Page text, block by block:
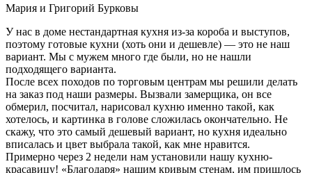
Мария и Григорий Бурковы
У нас в доме нестандартная кухня из-за короба и выступов,
поэтому готовые кухни (хоть они и дешевле) — это не наш
вариант. Мы с мужем много где были, но не нашли
подходящего варианта.
После всех походов по торговым центрам мы решили делать
на заказ под наши размеры. Вызвали замерщика, он все
обмерил, посчитал, нарисовал кухню именно такой, как
хотелось, и картинка в голове сложилась окончательно. Не
скажу, что это самый дешевый вариант, но кухня идеально
вписалась и цвет выбрала такой, как мне нравится.
Примерно через 2 недели нам установили нашу кухню-
красавицу! «Благодаря» нашим кривым стенам, им пришлось